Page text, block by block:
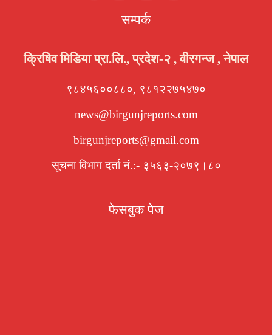
सम्पर्क
क्रिषिव मिडिया प्रा.लि., प्रदेश-२ , वीरगन्ज , नेपाल
९८४५६००८८०, ९८१२२७५४७०
news@birgunjreports.com
birgunjreports@gmail.com
सूचना विभाग दर्ता नं.:- ३५६३-२०७९।८०
फेसबुक पेज